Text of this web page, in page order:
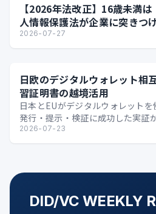
【2026年法改正】16歳未満
人情報保護法が企業に突きつ
2026-07-27
日欧のデジタルウォレット相
習証明書の越境活用
日本とEUがデジタルウォレット
発行・提示・検証に成功した実証
タル証明の可能性を整理します。
2026-07-23
DID/VC WEEKLY